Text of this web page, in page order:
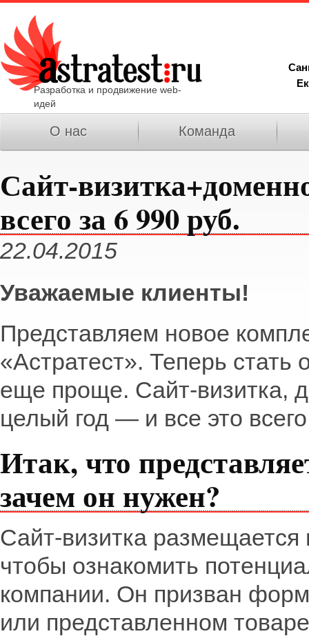
Разработка и продвижение web-
идей
О нас Команда
Сайт-
всего за 6 990 руб.
22.04.2015
Уважаемые клиенты!
Представляем новое
«Астратест». Теперь
еще проще. Сайт-визитка,
целый год — и все это
Итак, что
зачем он нужен?
Сайт-визитка размещается
чтобы ознакомить
компании. Он призван
или представленном